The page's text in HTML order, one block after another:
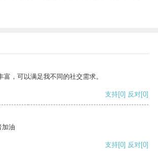
富，可以满足我不同的社交需求。
支持[0] 反对[0]
加油
支持[0] 反对[0]